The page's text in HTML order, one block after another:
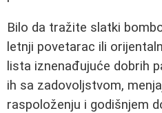
Bilo da tražite slatki
letnji povetarac ili
lista iznenađujuće dobrih
ih sa zadovoljstvom,
raspoloženju i godišnjem